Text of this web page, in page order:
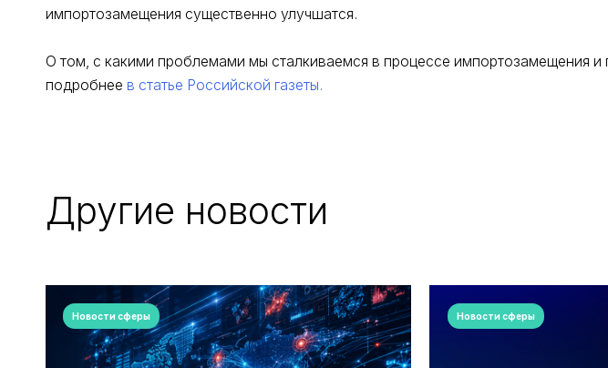
импортозамещения существенно улучшатся.
О том, с какими проблемами мы сталкиваемся в процессе импортозамещения и
подробнее в статье Российской газеты.
Другие новости
Новости сферы Новости сферы